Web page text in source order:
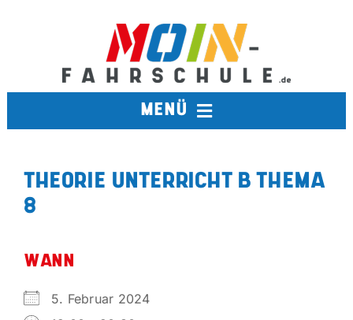
MENÜ
THEORIE UNTERRICHT B THEMA
8
WANN
5. Februar 2024